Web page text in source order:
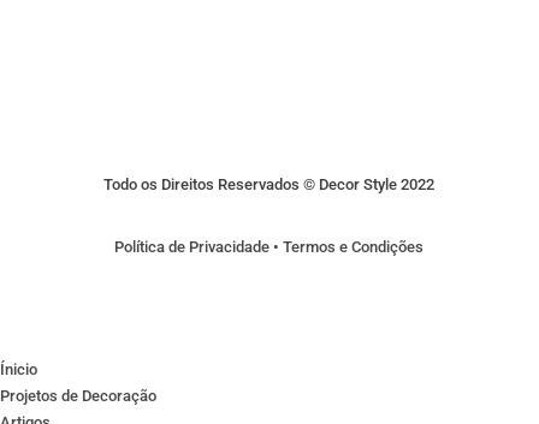
Todo os Direitos Reservados © Decor Style 2022
Política de Privacidade •Termos e Condições
Ínicio
Projetos de Decoração